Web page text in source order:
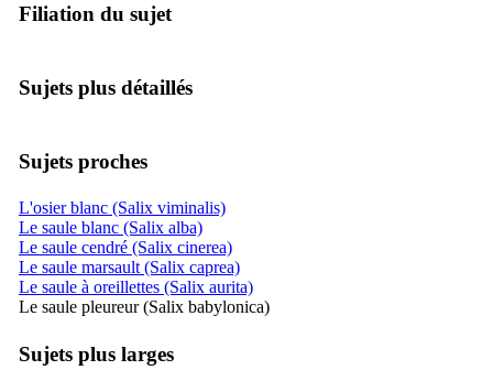
Filiation du sujet
Sujets plus détaillés
Sujets proches
L'osier blanc (Salix viminalis)
Le saule blanc (Salix alba)
Le saule cendré (Salix cinerea)
Le saule marsault (Salix caprea)
Le saule à oreillettes (Salix aurita)
Le saule pleureur (Salix babylonica)
Sujets plus larges